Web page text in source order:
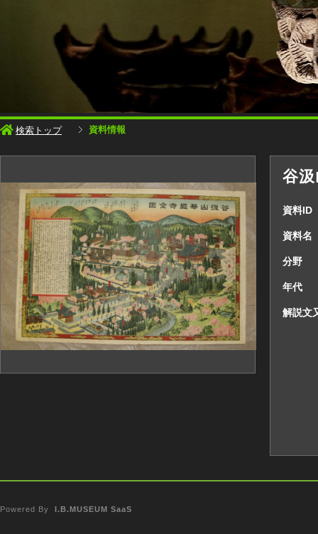
検索トップ 資料情報
谷
資料ID
資料名
分野
年代
解説文
Powered By I.B.MUSEUM SaaS